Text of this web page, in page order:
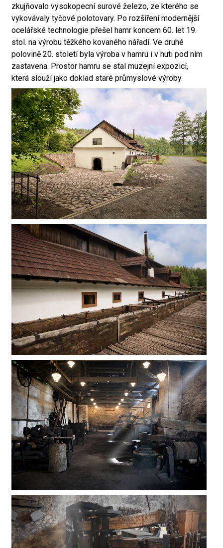
zkujňovalo vysokopecní surové železo, ze kterého se
vykovávaly tyčové polotovary. Po rozšíření modernější
ocelářské technologie přešel hamr koncem 60. let 19.
stol. na výrobu těžkého kovaného nářadí. Ve druhé
polovině 20. století byla výroba v hamru i v huti pod ním
zastavena. Prostor hamru se stal muzejní expozicí,
která slouží jako doklad staré průmyslové výroby.